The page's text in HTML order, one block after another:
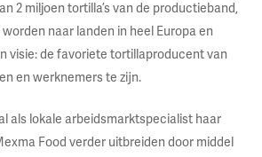
2 miljoen tortilla’s van de productieband,
naar landen in heel Europa en
visie: de favoriete tortillaproducent van
en werknemers te zijn.
als lokale arbeidsmarktspecialist haar
Food verder uitbreiden door middel